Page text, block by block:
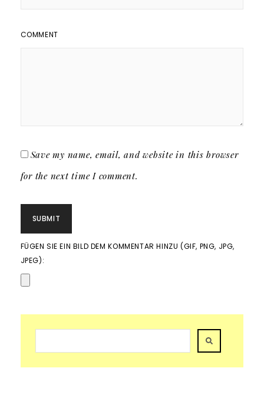
COMMENT
Save my name, email, and website in this browser
for the next time I comment.
FÜGEN SIE EIN BILD DEM KOMMENTAR HINZU (GIF, PNG, JPG,
JPEG):